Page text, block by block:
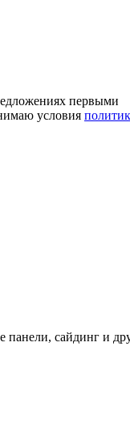
первыми
условия
сайдинг и